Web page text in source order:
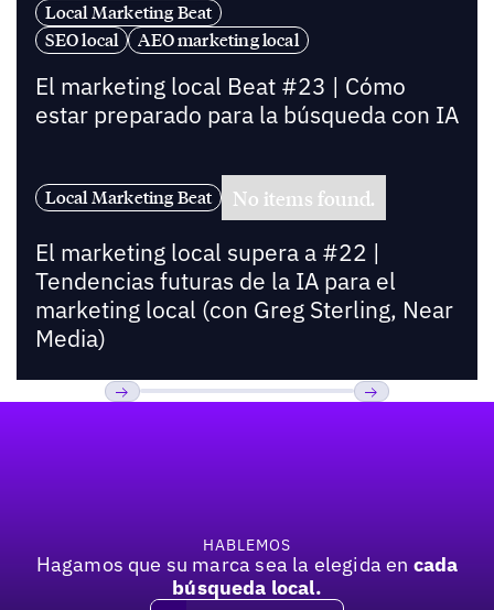
Local Marketing Beat
SEO local
AEO marketing local
El marketing local Beat #23 | Cómo
estar preparado para la búsqueda con IA
Local Marketing Beat No items found.
El marketing local supera a #22 |
Tendencias futuras de la IA para el
marketing local (con Greg Sterling, Near
Media)
HABLEMOS
Hagamos que su marca sea la elegida en cada
búsqueda local.